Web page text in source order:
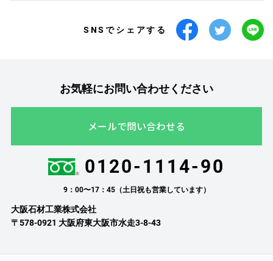
SNSでシェアする
お気軽にお問い合わせください
メールで問い合わせる
0120-1114-90
9：00〜17：45（土日祝も営業しています）
大阪石材工業株式会社
〒578-0921 大阪府東大阪市水走3-8-43